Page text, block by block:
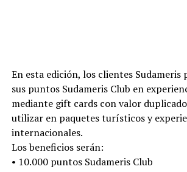
En esta edición, los clientes
sus puntos Sudameris Club en
mediante gift cards con valor
utilizar en paquetes turísticos y
internacionales.
Los beneficios serán:
• 10.000 puntos Sudameris Club